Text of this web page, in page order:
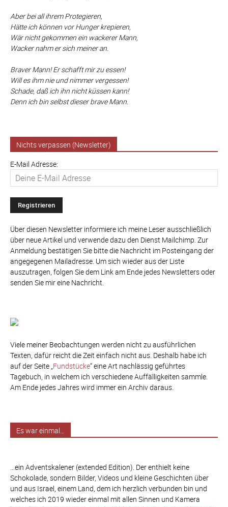
Aber bei all ihrem Protegieren,
Hätte ich können vor Hunger krepieren,
Wär nicht gekommen ein wackerer Mann,
Wacker nahm er sich meiner an.
Braver Mann! Er schafft mir zu essen!
Will es ihm nie und nimmer vergessen!
Schade, daß ich ihn nicht küssen kann!
Denn ich bin selbst dieser brave Mann.
Nichts verpassen (Newsletter)
E-Mail Adresse:
Über diesen Newsletter informiere ich meine Leser ausschließlich
über neue Artikel und verwende dazu den Dienst Mailchimp. Zur
Anmeldung bestätigen Sie bitte die Nachricht im Posteingang der
angegegenen Mailadresse. Um sich wieder aus der Liste
auszutragen, folgen Sie dem Link am Ende jedes Newsletters oder
senden Sie mir eine Nachricht.
Viele meiner Beobachtungen werden nicht zu ausführlichen
Texten, dafür reicht die Zeit einfach nicht aus. Deshalb habe ich
auf der Seite „ Fundstücke“ eine Art nachlässig geführtes
Tagebuch, in welchem ich verschiedene Auffälligkeiten sammle.
Am Ende jedes Jahres wird immer ein Archiv daraus.
Es war einmal…
…ein Adventskalener (extended Edition). Der enthielt keine
Schokolade, sondern Bilder, Videos und kleine Geschichten über
und aus Israel, einem Land, dem ich herzlich verbunden bin und
welches ich 2019 wieder einmal mit allen Sinnen und Kamera